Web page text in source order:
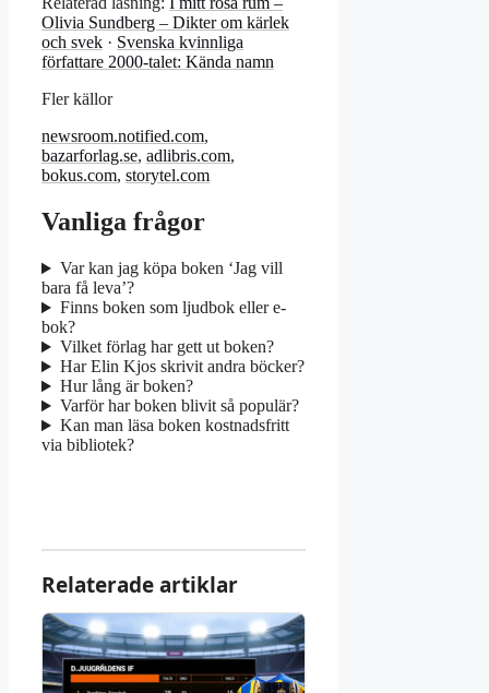
Olivia Sundberg – Dikter om kärlek
och svek · Svenska kvinnliga
författare 2000-talet: Kända namn
Fler källor
newsroom.notified.com,
bazarforlag.se, adlibris.com,
bokus.com, storytel.com
Vanliga frågor
Var kan jag köpa boken ‘Jag vill
bara få leva’?
Finns boken som ljudbok eller e-
bok?
Vilket förlag har gett ut boken?
Har Elin Kjos skrivit andra böcker?
Hur lång är boken?
Varför har boken blivit så populär?
Kan man läsa boken kostnadsfritt
via bibliotek?
Relaterade artiklar